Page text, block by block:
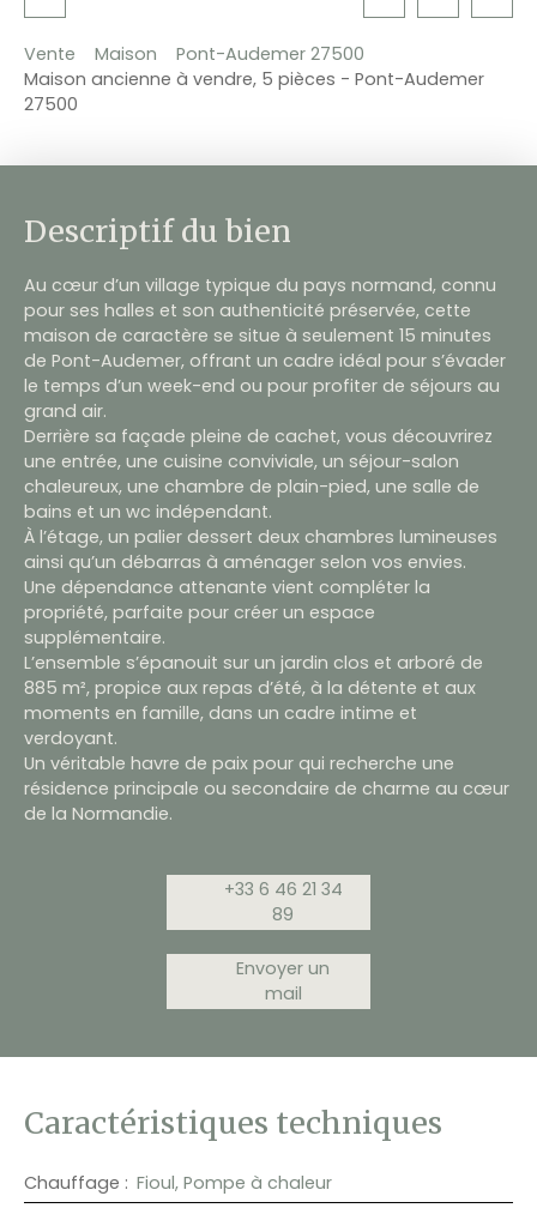
Vente Maison
Pont-Audemer 27500
Maison ancienne à vendre, 5 pièces - Pont-Audemer
27500
Descriptif du bien
Au cœur d’un village typique du pays normand, connu
pour ses halles et son authenticité préservée, cette
maison de caractère se situe à seulement 15 minutes
de Pont-Audemer, offrant un cadre idéal pour s’évader
le temps d’un week-end ou pour profiter de séjours au
grand air.
Derrière sa façade pleine de cachet, vous découvrirez
une entrée, une cuisine conviviale, un séjour-salon
chaleureux, une chambre de plain-pied, une salle de
bains et un wc indépendant.
À l’étage, un palier dessert deux chambres lumineuses
ainsi qu’un débarras à aménager selon vos envies.
Une dépendance attenante vient compléter la
propriété, parfaite pour créer un espace
supplémentaire.
L’ensemble s’épanouit sur un jardin clos et arboré de
885 m², propice aux repas d’été, à la détente et aux
moments en famille, dans un cadre intime et
verdoyant.
Un véritable havre de paix pour qui recherche une
résidence principale ou secondaire de charme au cœur
de la Normandie.
+33 6 46 21 34
89
Envoyer un
mail
Caractéristiques techniques
Chauffage : Fioul, Pompe à chaleur